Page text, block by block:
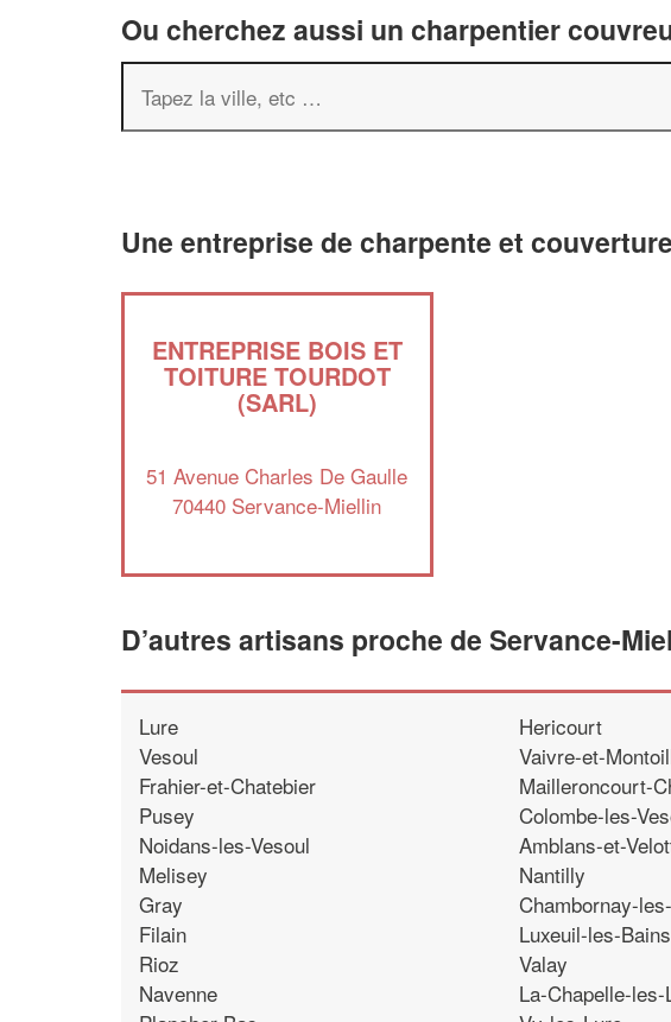
Ou cherchez aussi un charpentier
Une entreprise de charpente et
ENTREPRISE BOIS ET
TOITURE TOURDOT
(SARL)
51 Avenue Charles De Gaulle
70440 Servance-Miellin
D’autres artisans proche de Servance-
Lure
Vesoul
Frahier-et-Chatebier
Pusey
Noidans-les-Vesoul
Melisey
Gray
Filain
Rioz
Navenne
Hericourt
Vaivre-et-
Mailleroncourt-
Colombe-les-
Amblans-et-
Nantilly
Chambornay-
Luxeuil-les-Bains
Valay
La-Chapelle-les-